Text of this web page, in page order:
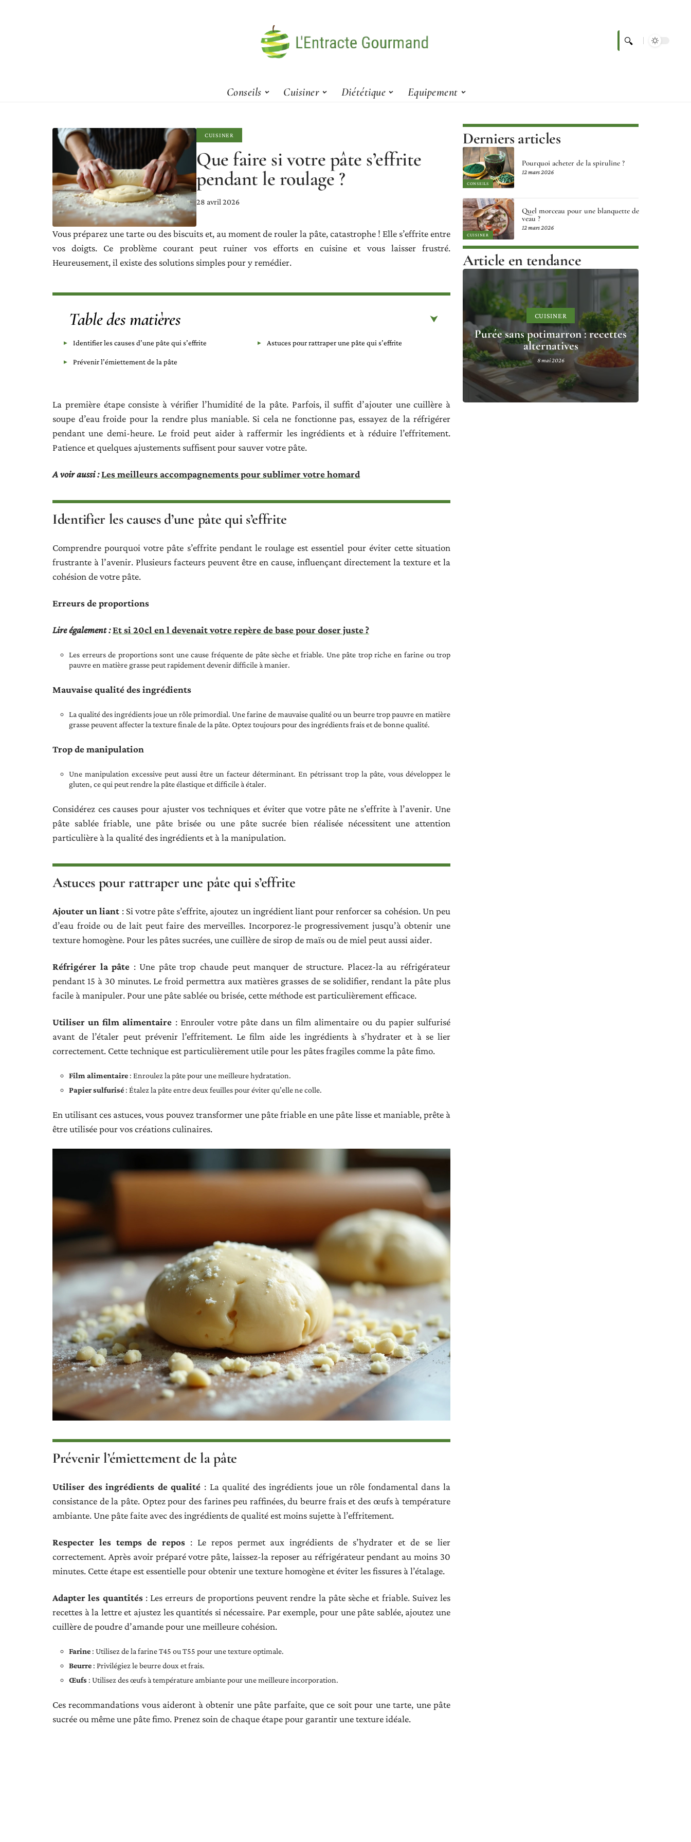
Conseils Cuisiner Diététique Equipement
CUISINER
Que faire si votre pâte s’effrite
pendant le roulage ?
28 avril 2026
Vous préparez une tarte ou des biscuits et, au moment de rouler la pâte, catastrophe ! Elle s’effrite entre
vos doigts. Ce problème courant peut ruiner vos efforts en cuisine et vous laisser frustré.
Heureusement, il existe des solutions simples pour y remédier.
Table des matières
Identifier les causes d’une pâte qui s’effrite Astuces pour rattraper une pâte qui s’effrite
Prévenir l’émiettement de la pâte
La première étape consiste à vérifier l’humidité de la pâte. Parfois, il suffit d’ajouter une cuillère à
soupe d’eau froide pour la rendre plus maniable. Si cela ne fonctionne pas, essayez de la réfrigérer
pendant une demi-heure. Le froid peut aider à raffermir les ingrédients et à réduire l’effritement.
Patience et quelques ajustements suffisent pour sauver votre pâte.
A voir aussi :Les meilleurs accompagnements pour sublimer votre homard
Identifier les causes d’une pâte qui s’effrite
Comprendre pourquoi votre pâte s’effrite pendant le roulage est essentiel pour éviter cette situation
frustrante à l’avenir. Plusieurs facteurs peuvent être en cause, influençant directement la texture et la
cohésion de votre pâte.
Erreurs de proportions
Lire également :Et si 20cl en l devenait votre repère de base pour doser juste ?
Les erreurs de proportions sont une cause fréquente de pâte sèche et friable. Une pâte trop riche en farine ou trop
pauvre en matière grasse peut rapidement devenir difficile à manier.
Mauvaise qualité des ingrédients
La qualité des ingrédients joue un rôle primordial. Une farine de mauvaise qualité ou un beurre trop pauvre en matière
grasse peuvent affecter la texture finale de la pâte. Optez toujours pour des ingrédients frais et de bonne qualité.
Trop de manipulation
Une manipulation excessive peut aussi être un facteur déterminant. En pétrissant trop la pâte, vous développez le
gluten, ce qui peut rendre la pâte élastique et difficile à étaler.
Considérez ces causes pour ajuster vos techniques et éviter que votre pâte ne s’effrite à l’avenir. Une
pâte sablée friable, une pâte brisée ou une pâte sucrée bien réalisée nécessitent une attention
particulière à la qualité des ingrédients et à la manipulation.
Astuces pour rattraper une pâte qui s’effrite
Ajouter un liant : Si votre pâte s’effrite, ajoutez un ingrédient liant pour renforcer sa cohésion. Un peu
d’eau froide ou de lait peut faire des merveilles. Incorporez-le progressivement jusqu’à obtenir une
texture homogène. Pour les pâtes sucrées, une cuillère de sirop de maïs ou de miel peut aussi aider.
Réfrigérer la pâte : Une pâte trop chaude peut manquer de structure. Placez-la au réfrigérateur
pendant 15 à 30 minutes. Le froid permettra aux matières grasses de se solidifier, rendant la pâte plus
facile à manipuler. Pour une pâte sablée ou brisée, cette méthode est particulièrement efficace.
Utiliser un film alimentaire : Enrouler votre pâte dans un film alimentaire ou du papier sulfurisé
avant de l’étaler peut prévenir l’effritement. Le film aide les ingrédients à s’hydrater et à se lier
correctement. Cette technique est particulièrement utile pour les pâtes fragiles comme la pâte fimo.
Film alimentaire : Enroulez la pâte pour une meilleure hydratation.
Papier sulfurisé : Étalez la pâte entre deux feuilles pour éviter qu’elle ne colle.
En utilisant ces astuces, vous pouvez transformer une pâte friable en une pâte lisse et maniable, prête à
être utilisée pour vos créations culinaires.
Prévenir l’émiettement de la pâte
Utiliser des ingrédients de qualité : La qualité des ingrédients joue un rôle fondamental dans la
consistance de la pâte. Optez pour des farines peu raffinées, du beurre frais et des œufs à température
ambiante. Une pâte faite avec des ingrédients de qualité est moins sujette à l’effritement.
Respecter les temps de repos: Le repos permet aux ingrédients de s’hydrater et de se lier
correctement. Après avoir préparé votre pâte, laissez-la reposer au réfrigérateur pendant au moins 30
minutes. Cette étape est essentielle pour obtenir une texture homogène et éviter les fissures à l’étalage.
Adapter les quantités: Les erreurs de proportions peuvent rendre la pâte sèche et friable. Suivez les
recettes à la lettre et ajustez les quantités si nécessaire. Par exemple, pour une pâte sablée, ajoutez une
cuillère de poudre d’amande pour une meilleure cohésion.
Farine : Utilisez de la farine T45 ou T55 pour une texture optimale.
Beurre : Privilégiez le beurre doux et frais.
Œufs : Utilisez des œufs à température ambiante pour une meilleure incorporation.
Ces recommandations vous aideront à obtenir une pâte parfaite, que ce soit pour une tarte, une pâte
sucrée ou même une pâte fimo. Prenez soin de chaque étape pour garantir une texture idéale.
Derniers articles
CONSEILS
Pourquoi acheter de la spiruline ?
12 mars 2026
CUISINER
Quel morceau pour une blanquette de
veau ?
12 mars 2026
Article en tendance
CUISINER
Purée sans potimarron : recettes
alternatives
8 mai 2026